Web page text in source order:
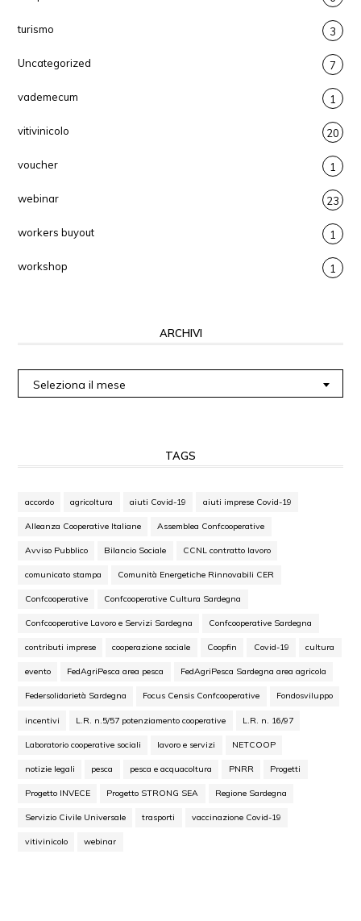
turismo 3
Uncategorized 7
vademecum 1
vitivinicolo 20
voucher 1
webinar 23
workers buyout 1
workshop 1
ARCHIVI
Archivi
Seleziona il mese
TAGS
accordo agricoltura aiuti Covid-19 aiuti imprese Covid-19
Alleanza Cooperative Italiane Assemblea Confcooperative
Avviso Pubblico Bilancio Sociale CCNL contratto lavoro
comunicato stampa Comunità Energetiche Rinnovabili CER
Confcooperative Confcooperative Cultura Sardegna
Confcooperative Lavoro e Servizi Sardegna Confcooperative Sardegna
contributi imprese cooperazione sociale Coopfin Covid-19 cultura
evento FedAgriPesca area pesca FedAgriPesca Sardegna area agricola
Federsolidarietà Sardegna Focus Censis Confcooperative Fondosviluppo
incentivi L.R. n.5/57 potenziamento cooperative L.R. n. 16/97
Laboratorio cooperative sociali lavoro e servizi NETCOOP
notizie legali pesca pesca e acquacoltura PNRR Progetti
Progetto INVECE Progetto STRONG SEA Regione Sardegna
Servizio Civile Universale trasporti vaccinazione Covid-19
vitivinicolo webinar